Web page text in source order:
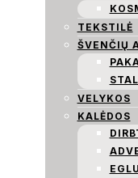
TEKSTILĖ
ŠVENČIŲ
VELYKOS
KALĖDOS